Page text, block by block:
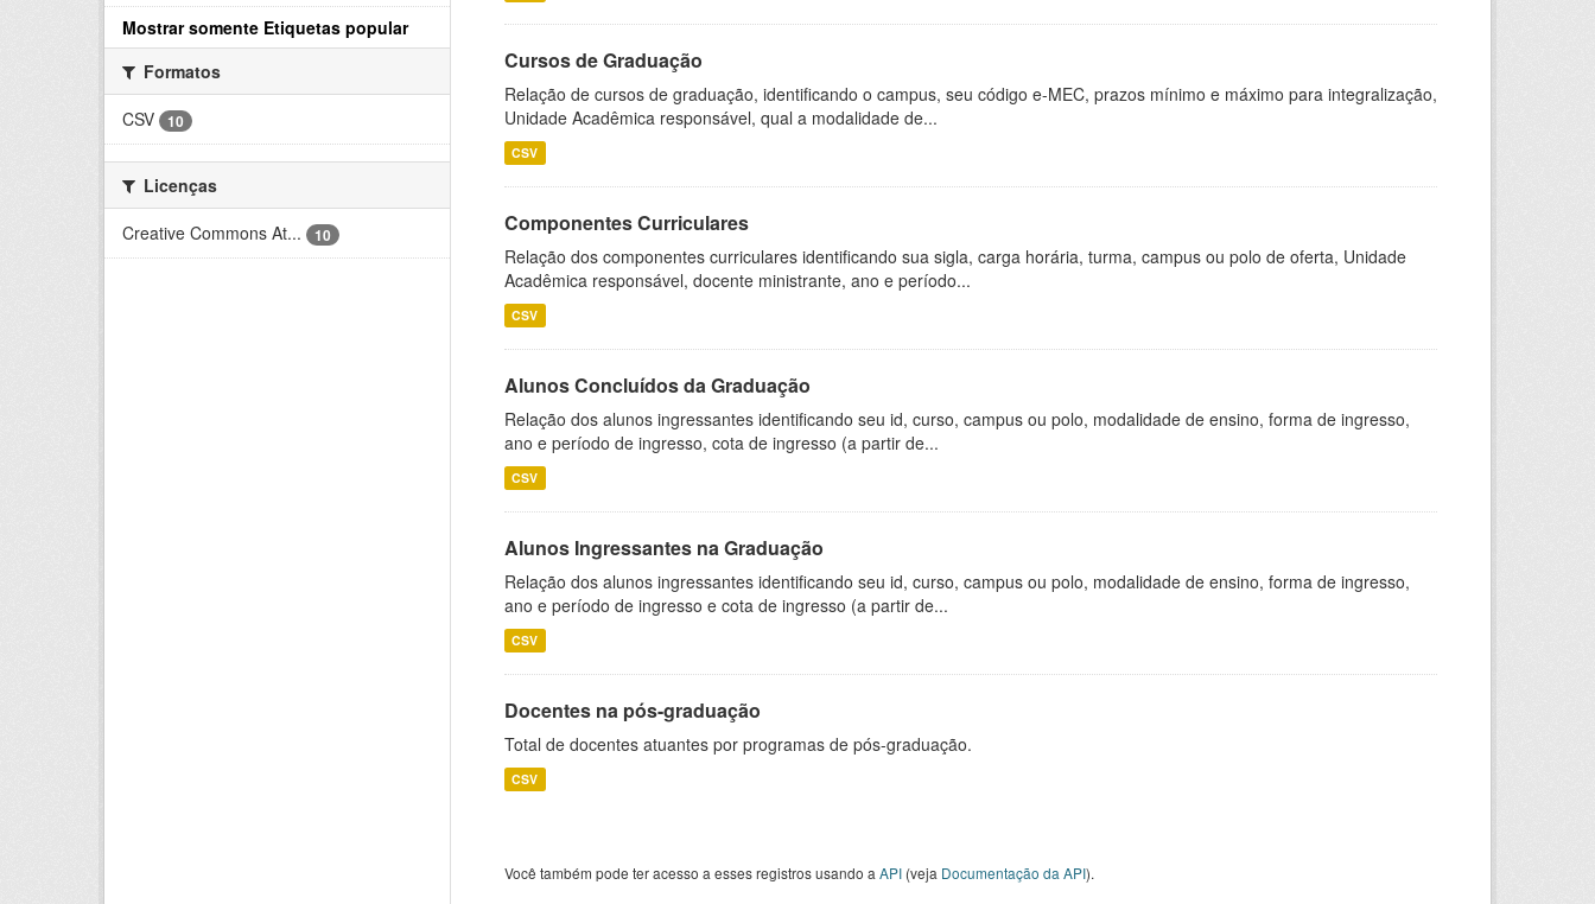
Mostrar somente Etiquetas popular
Formatos
CSV
10
Licenças
Creative Commons At...
10
Cursos de Graduação
Relação de cursos de graduação, identificando o campus, seu código e-MEC, prazos mínimo e máximo para integralização,
Unidade Acadêmica responsável, qual a modalidade de...
CSV
Componentes Curriculares
Relação dos componentes curriculares identificando sua sigla, carga horária, turma, campus ou polo de oferta, Unidade
Acadêmica responsável, docente ministrante, ano e período...
CSV
Alunos Concluídos da Graduação
Relação dos alunos ingressantes identificando seu id, curso, campus ou polo, modalidade de ensino, forma de ingresso,
ano e período de ingresso, cota de ingresso (a partir de...
CSV
Alunos Ingressantes na Graduação
Relação dos alunos ingressantes identificando seu id, curso, campus ou polo, modalidade de ensino, forma de ingresso,
ano e período de ingresso e cota de ingresso (a partir de...
CSV
Docentes na pós-graduação
Total de docentes atuantes por programas de pós-graduação.
CSV
Você também pode ter acesso a esses registros usando a API (veja Documentação da API).